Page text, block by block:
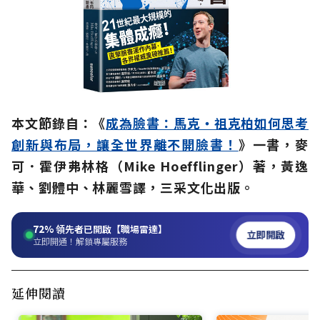
本文節錄自：《成為臉書：馬克‧祖克柏如何思考
創新與布局，讓全世界離不開臉書！ 》一書，麥
可．霍伊弗林格（Mike Hoefflinger）著，黃逸
華、劉體中、林麗雪譯，三采文化出版。
72%領先者已開啟【職場雷達】
立即開通！解鎖專屬服務 立即開啟
延伸閱讀